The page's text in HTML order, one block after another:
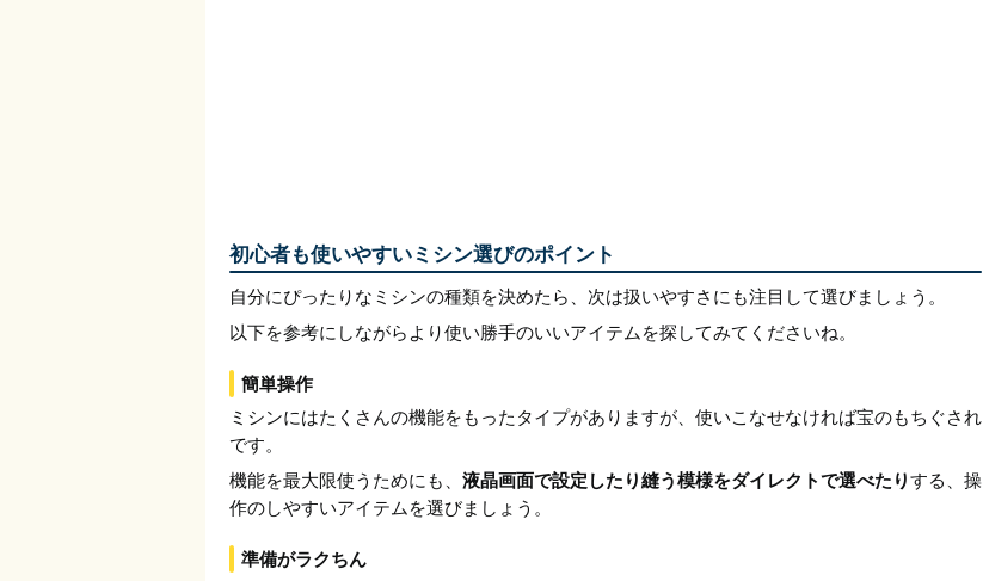
初心者も使いやすいミシン選びのポイント
自分にぴったりなミシンの種類を決めたら、次は扱いやすさにも注目して選びましょう。
以下を参考にしながらより使い勝手のいいアイテムを探してみてくださいね。
簡単操作
ミシンにはたくさんの機能をもったタイプがありますが、使いこなせなければ宝のもちぐされ
です。
機能を最大限使うためにも、 液晶画面で設定したり縫う模様をダイレクトで選べたりする、操
作のしやすいアイテムを選びましょう。
準備がラクちん